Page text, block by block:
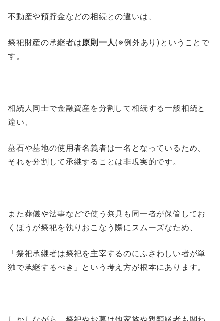
不動産や預貯金などの相続との違いは、
祭祀財産の承継者は原則一人(※例外あり)ということで
す。
相続人同士で金融資産を分割して相続する一般相続と
違い、
墓石や墓地の使用者名義者は一名となっているため、
それを分割して承継することは非現実的です。
また葬儀や法事などで使う祭具も同一者が保管してお
くほうが祭祀を執りおこなう際にスムーズなため、
「祭祀承継者は祭祀を主宰するのにふさわしい者が単
独で承継するべき」という考え方が根本にあります。
しかしながら、祭祀やお墓は他家族や親類縁者も関わ